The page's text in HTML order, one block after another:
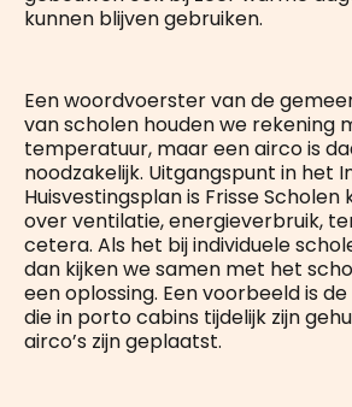
kunnen blijven gebruiken.
Een woordvoerster van de
van scholen houden we rekening
temperatuur, maar een airco is
noodzakelijk. Uitgangspunt in het
Huisvestingsplan is Frisse Scholen
over ventilatie, energieverbruik,
cetera. Als het bij individuele
dan kijken we samen met het
een oplossing. Een voorbeeld is
die in porto cabins tijdelijk zijn
airco’s zijn geplaatst.